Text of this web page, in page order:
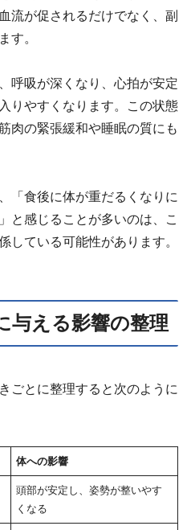
流が促されるだけでなく、副
す。
呼吸が深くなり、心拍が安定
りやすくなります。この状態
肉の緊張緩和や睡眠の質にも
「食後に体が重だるくなりに
と感じることが多いのは、こ
している可能性があります。
与える影響の整理
ごとに整理すると次のように
体への影響
頭部が安定し、姿勢が整いやす
くなる